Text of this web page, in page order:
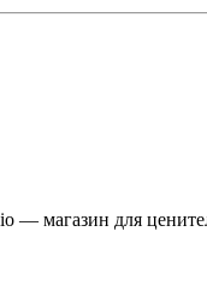
— магазин для